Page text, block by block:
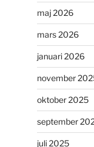
maj 2026
mars 2026
januari 2026
november
oktober 2025
september
juli 2025